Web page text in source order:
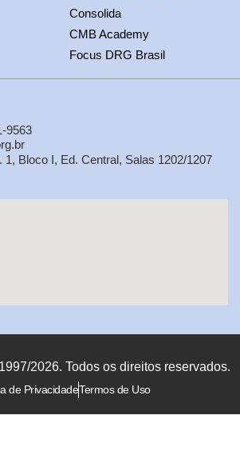
Consolida
CMB Academy
Focus DRG Brasil
9563
1, Bloco I, Ed. Central, Salas 1202/1207
2026. Todos os direitos reservados.
de PrivacidadeTermos de Uso